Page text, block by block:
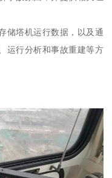
储塔机运行数据，以及通
运行分析和事故重建等方